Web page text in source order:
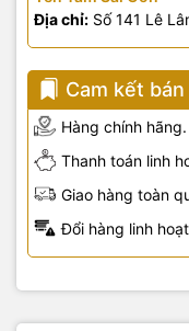
Địa chỉ: Số 141 Lê
Cam kết bán
Hàng chính
Thanh toán linh
Giao hàng toàn
Đổi hàng linh